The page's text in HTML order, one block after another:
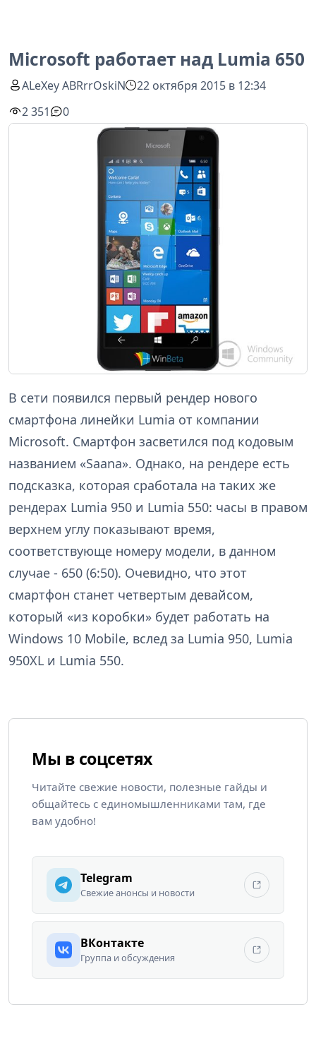
Microsoft работает над Lumia 650
ALeXey ABRrrOskiN
22 октября 2015 в 12:34
2 351
0
В сети появился первый рендер нового
смартфона линейки Lumia от компании
Microsoft. Смартфон засветился под кодовым
названием «Saana». Однако, на рендере есть
подсказка, которая сработала на таких же
рендерах Lumia 950 и Lumia 550: часы в правом
верхнем углу показывают время,
соответствующе номеру модели, в данном
случае - 650 (6:50). Очевидно, что этот
смартфон станет четвертым девайсом,
который «из коробки» будет работать на
Windows 10 Mobile, вслед за Lumia 950, Lumia
950XL и Lumia 550.
Мы в соцсетях
Читайте свежие новости, полезные гайды и
общайтесь с единомышленниками там, где
вам удобно!
Telegram
Свежие анонсы и новости
ВКонтакте
Группа и обсуждения